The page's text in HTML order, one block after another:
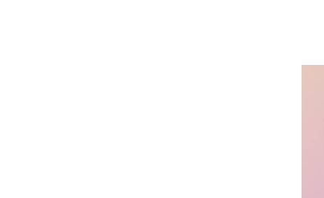
ウ
ピ